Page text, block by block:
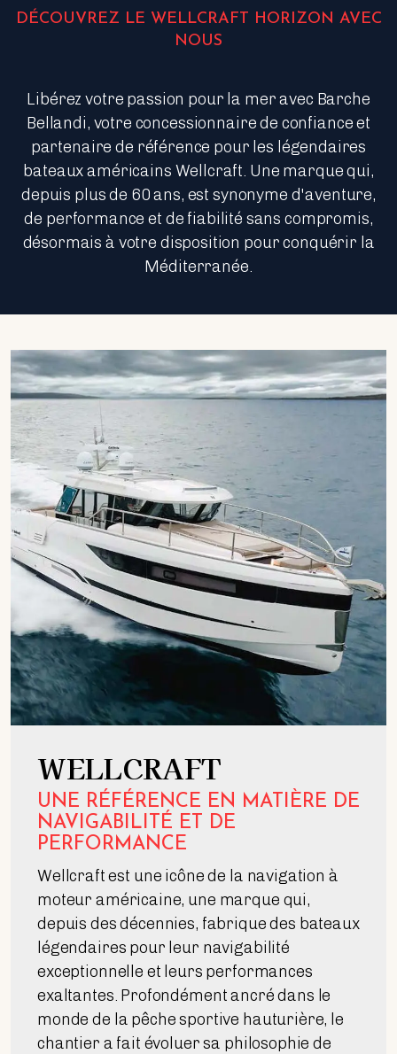
DÉCOUVREZ LE WELLCRAFT HORIZON AVEC
NOUS
Libérez votre passion pour la mer avec Barche
Bellandi, votre concessionnaire de confiance et
partenaire de référence pour les légendaires
bateaux américains Wellcraft. Une marque qui,
depuis plus de 60 ans, est synonyme d'aventure,
de performance et de fiabilité sans compromis,
désormais à votre disposition pour conquérir la
Méditerranée.
WELLCRAFT
UNE RÉFÉRENCE EN MATIÈRE DE
NAVIGABILITÉ ET DE
PERFORMANCE
Wellcraft est une icône de la navigation à
moteur américaine, une marque qui,
depuis des décennies, fabrique des bateaux
légendaires pour leur navigabilité
exceptionnelle et leurs performances
exaltantes. Profondément ancré dans le
monde de la pêche sportive hauturière, le
chantier a fait évoluer sa philosophie de